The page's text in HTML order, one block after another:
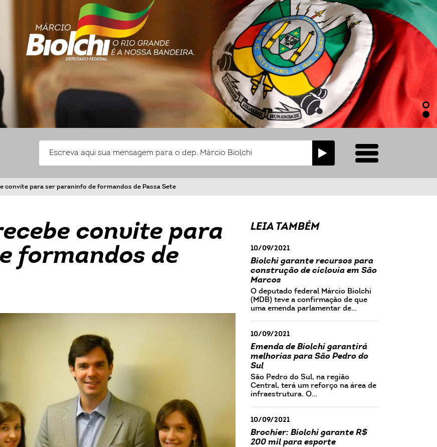
convite para ser paraninfo de formandos de Passa Sete
convite para
formandos de
LEIA TAMBÉM
10/09/2021
Biolchi garante recursos para
construção de ciclovia em São
Marcos
O deputado federal Márcio Biolchi
(MDB) teve a confirmação de que
uma emenda parlamentar de…
10/09/2021
Emenda de Biolchi garantirá
melhorias para São Pedro do
Sul
São Pedro do Sul, na região
Central, terá um reforço na área de
infraestrutura. O…
10/09/2021
Brochier: Biolchi garante R$
200 mil para esporte